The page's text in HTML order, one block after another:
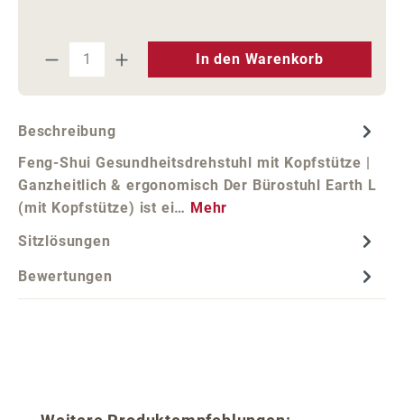
Produkt Anzahl: Gib den
In den Warenkorb
Beschreibung
Feng-Shui Gesundheitsdrehstuhl mit Kopfstütze |
Ganzheitlich & ergonomisch Der Bürostuhl Earth L
(mit Kopfstütze) ist ei… Mehr
Sitzlösungen
Bewertungen